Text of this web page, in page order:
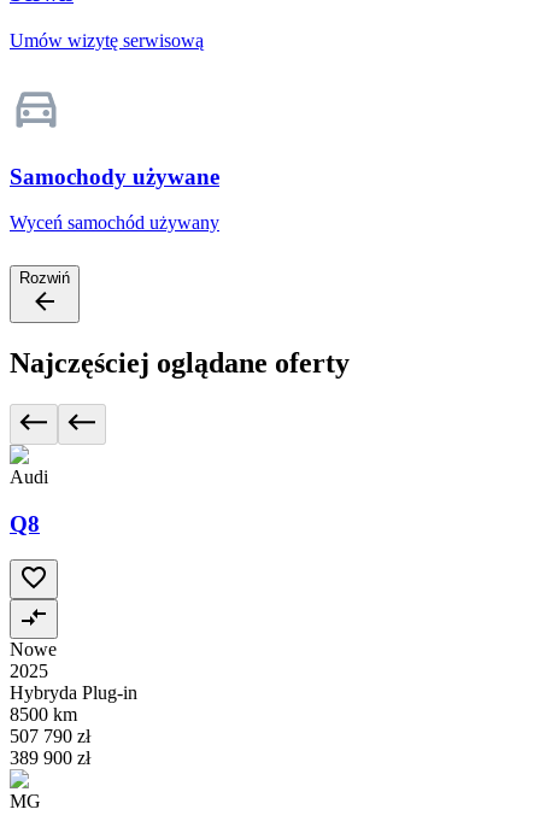
Umów wizytę serwisową
Samochody używane
Wyceń samochód używany
Rozwiń
Najczęściej oglądane oferty
Audi
Q8
Nowe
2025
Hybryda Plug-in
8500 km
507 790 zł
389 900 zł
MG